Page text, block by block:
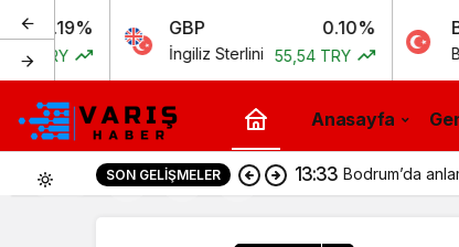
GBP
İngiliz Sterlini 55,54 TRY
BIST
Bist 100
Anasayfa
0
SON GELIŞMELER 13:33 Bodrum’da